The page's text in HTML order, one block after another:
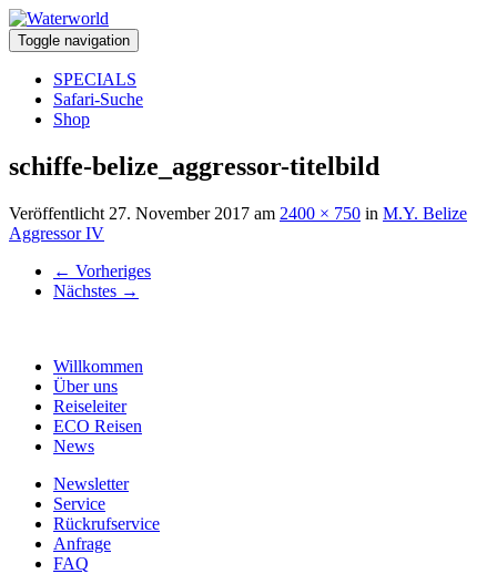
Toggle navigation
SPECIALS
Safari-Suche
Shop
schiffe-belize_aggressor-titelbild
Veröffentlicht 27. November 2017 am 2400 × 750 in M.Y. Belize
Aggressor IV
← Vorheriges
Nächstes →
Willkommen
Über uns
Reiseleiter
ECO Reisen
News
Newsletter
Service
Rückrufservice
Anfrage
FAQ